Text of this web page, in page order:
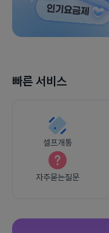
빠른 서비스
셀프개통
자주묻는질문